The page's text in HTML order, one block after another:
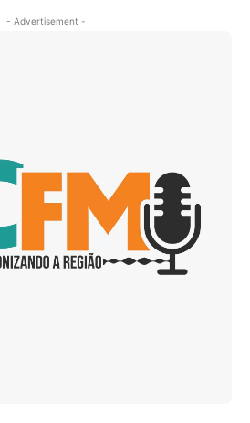
- Advertisement -